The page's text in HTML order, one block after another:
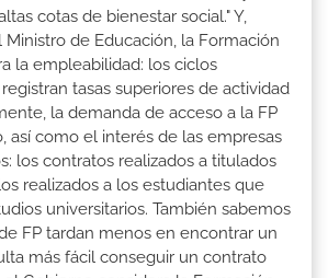
cotas de bienestar social." Y,
de Educación, la Formación
la empleabilidad: los ciclos
tasas superiores de actividad
la demanda de acceso a la FP
así como el interés de las empresas
los contratos realizados a titulados
realizados a los estudiantes que
universitarios. También sabemos
FP tardan menos en encontrar un
más fácil conseguir un contrato